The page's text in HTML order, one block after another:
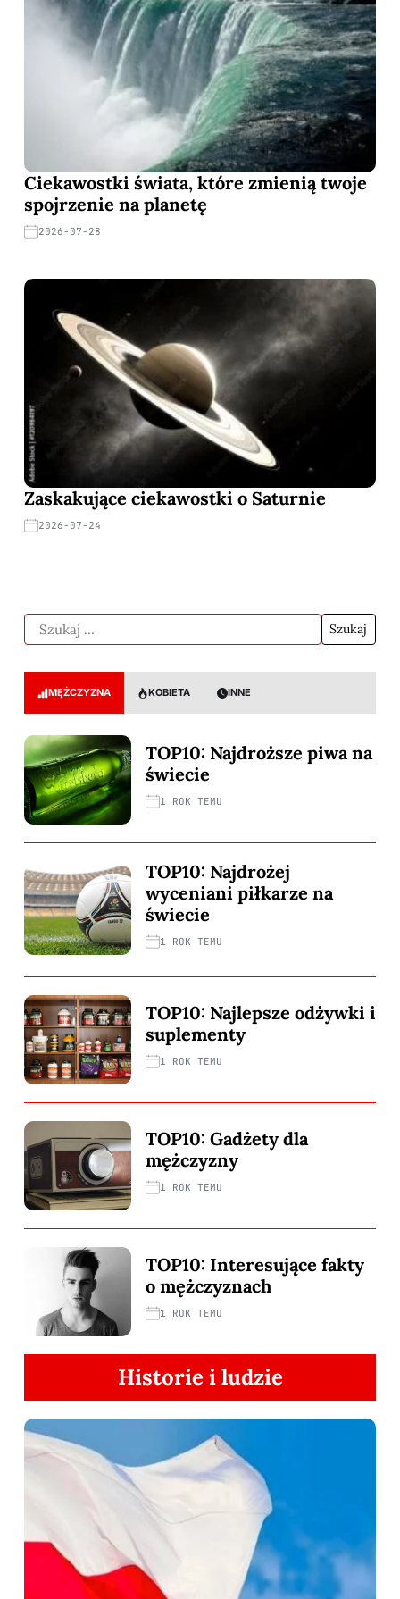
Ciekawostki świata, które zmienią twoje
spojrzenie na planetę
2026-07-28
Zaskakujące ciekawostki o Saturnie
2026-07-24
MĘŻCZYZNA KOBIETA INNE
TOP10: Najdroższe piwa na
świecie
1 ROK TEMU
TOP10: Najdrożej
wyceniani piłkarze na
świecie
1 ROK TEMU
TOP10: Najlepsze odżywki i
suplementy
1 ROK TEMU
TOP10: Gadżety dla
mężczyzny
1 ROK TEMU
TOP10: Interesujące fakty
o mężczyznach
1 ROK TEMU
Historie i ludzie